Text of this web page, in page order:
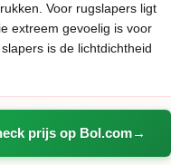
Voor rugslapers ligt
extreem gevoelig is voor
is de lichtdichtheid
prijs op Bol.com